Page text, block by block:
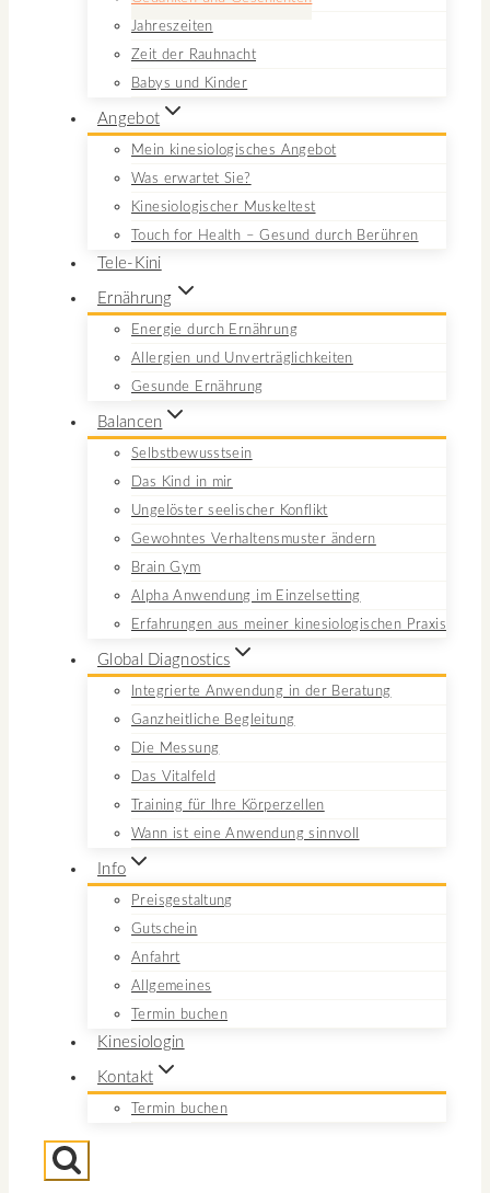
Jahreszeiten
Zeit der Rauhnacht
Babys und Kinder
Angebot
Mein kinesiologisches Angebot
Was erwartet Sie?
Kinesiologischer Muskeltest
Touch for Health – Gesund durch Berühren
Tele-Kini
Ernährung
Energie durch Ernährung
Allergien und Unverträglichkeiten
Gesunde Ernährung
Balancen
Selbstbewusstsein
Das Kind in mir
Ungelöster seelischer Konflikt
Gewohntes Verhaltensmuster ändern
Brain Gym
Alpha Anwendung im Einzelsetting
Erfahrungen aus meiner kinesiologischen Praxis
Global Diagnostics
Integrierte Anwendung in der Beratung
Ganzheitliche Begleitung
Die Messung
Das Vitalfeld
Training für Ihre Körperzellen
Wann ist eine Anwendung sinnvoll
Info
Preisgestaltung
Gutschein
Anfahrt
Allgemeines
Termin buchen
Kinesiologin
Kontakt
Termin buchen